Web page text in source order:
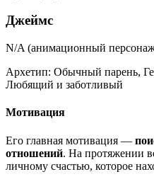
Джеймс
N/A (анимационный
Архетип: Обычный парень,
Любящий и заботливый
Мотивация
Его главная мотивация —
отношений. На протяжении
личному счастью, которое